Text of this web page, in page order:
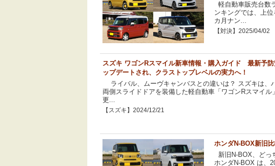
軽自動車販売台数
ンキングでは、上
カ月ナン...
【対決】2025/04/02
スズキ ワゴンRスマイル新車情報・購入ガイド 最新予
ップデートされ、クラストップレベルの実力へ！
ライバル、ムーヴキャンバスとの違いは？ スズキは、
両側スライドドアを装備した軽自動車「ワゴンRスマイル
更...
【スズキ】2024/12/21
ホンダN-BOX新旧
新旧N-BOX、どっ
ホンダN-BOX は、